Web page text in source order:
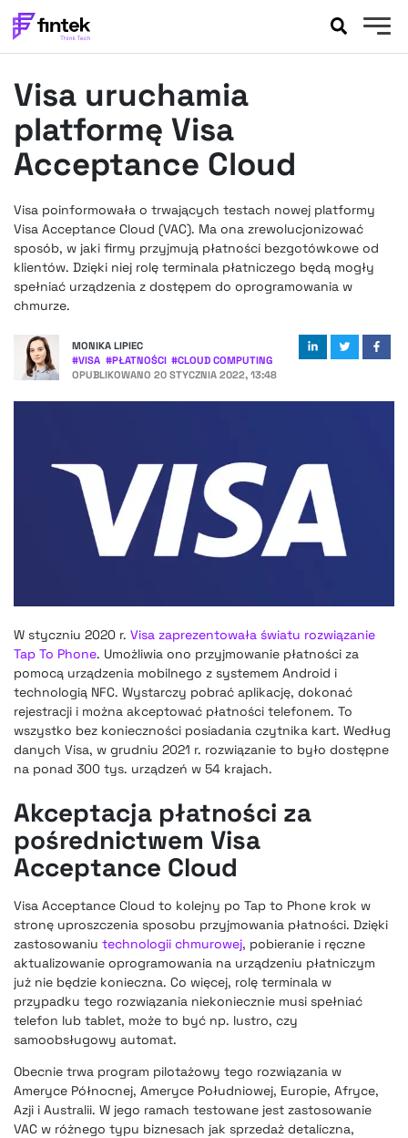
BANKOWOŚĆ
EVENTY
FELIETONY
WYWIADY
PODCASTY
FINTEKEXTRA
OKIEM EKSPERTA
Visa uruchamia
platformę Visa
Acceptance Cloud
Visa poinformowała o trwających testach nowej platformy
Visa Acceptance Cloud (VAC). Ma ona zrewolucjonizować
sposób, w jaki firmy przyjmują płatności bezgotówkowe od
klientów. Dzięki niej rolę terminala płatniczego będą mogły
spełniać urządzenia z dostępem do oprogramowania w
chmurze.
MONIKA LIPIEC
#VISA #PŁATNOŚCI #CLOUD COMPUTING
OPUBLIKOWANO 20 STYCZNIA 2022, 13:48
W styczniu 2020 r. Visa zaprezentowała światu rozwiązanie
Tap To Phone. Umożliwia ono przyjmowanie płatności za
pomocą urządzenia mobilnego z systemem Android i
technologią NFC. Wystarczy pobrać aplikację, dokonać
rejestracji i można akceptować płatności telefonem. To
wszystko bez konieczności posiadania czytnika kart. Według
danych Visa, w grudniu 2021 r. rozwiązanie to było dostępne
na ponad 300 tys. urządzeń w 54 krajach.
Akceptacja płatności za
pośrednictwem Visa
Acceptance Cloud
Visa Acceptance Cloud to kolejny po Tap to Phone krok w
stronę uproszczenia sposobu przyjmowania płatności. Dzięki
zastosowaniu technologii chmurowej, pobieranie i ręczne
aktualizowanie oprogramowania na urządzeniu płatniczym
już nie będzie konieczna. Co więcej, rolę terminala w
przypadku tego rozwiązania niekoniecznie musi spełniać
telefon lub tablet, może to być np. lustro, czy
samoobsługowy automat.
Obecnie trwa program pilotażowy tego rozwiązania w
Ameryce Północnej, Ameryce Południowej, Europie, Afryce,
Azji i Australii. W jego ramach testowane jest zastosowanie
VAC w różnego typu biznesach jak sprzedaż detaliczna,